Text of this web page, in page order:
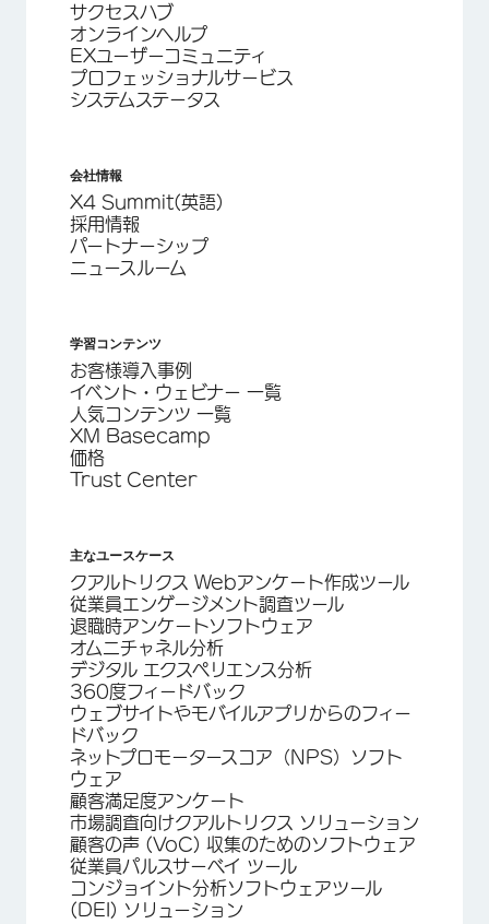
サクセスハブ
オンラインヘルプ
EXユーザーコミュニティ
プロフェッショナルサービス
システムステータス
会社情報
X4 Summit(英語)
採用情報
パートナーシップ
ニュースルーム
学習コンテンツ
お客様導入事例
イベント・ウェビナー 一覧
人気コンテンツ 一覧
XM Basecamp
価格
Trust Center
主なユースケース
クアルトリクス Webアンケート作成ツール
従業員エンゲージメント調査ツール
退職時アンケートソフトウェア
オムニチャネル分析
デジタル エクスペリエンス分析
360度フィードバック
ウェブサイトやモバイルアプリからのフィー
ドバック
ネットプロモータースコア（NPS）ソフト
ウェア
顧客満足度アンケート
市場調査向けクアルトリクス ソリューション
顧客の声 (VoC) 収集のためのソフトウェア
従業員パルスサーベイ ツール
コンジョイント分析ソフトウェアツール
(DEI) ソリューション